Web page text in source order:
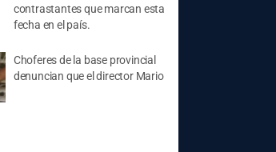
contrastantes que marcan esta
fecha en el país.
Choferes de la base provincial
denuncian que el director Mario